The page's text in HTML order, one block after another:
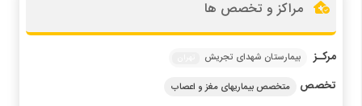
مراکز و تخصص ها
مرکـز بیمارستان شهدای تجریش
تخصص متخصص بیماریهای مغز و اعصاب